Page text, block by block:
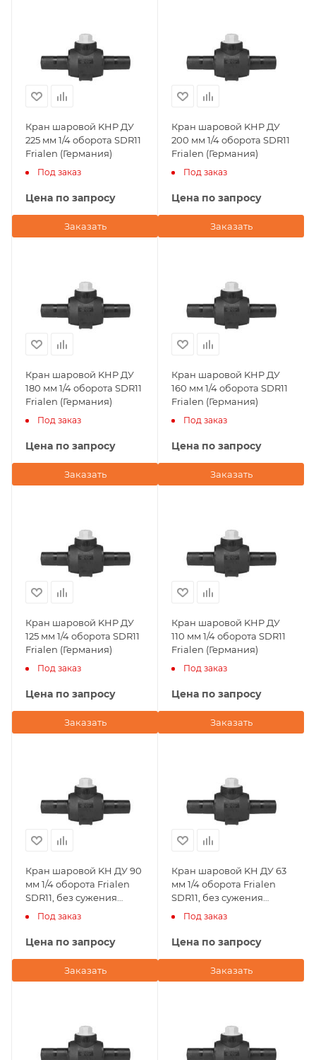
Кран шаровой KHP ДУ
225 мм 1/4 оборота SDR11
Frialen (Германия)
Под заказ
Цена по запросу
Заказать
Кран шаровой KHP ДУ
200 мм 1/4 оборота SDR11
Frialen (Германия)
Под заказ
Цена по запросу
Заказать
Кран шаровой KHP ДУ
180 мм 1/4 оборота SDR11
Frialen (Германия)
Под заказ
Цена по запросу
Заказать
Кран шаровой KHP ДУ
160 мм 1/4 оборота SDR11
Frialen (Германия)
Под заказ
Цена по запросу
Заказать
Кран шаровой KHP ДУ
125 мм 1/4 оборота SDR11
Frialen (Германия)
Под заказ
Цена по запросу
Заказать
Кран шаровой KHP ДУ
110 мм 1/4 оборота SDR11
Frialen (Германия)
Под заказ
Цена по запросу
Заказать
Кран шаровой KH ДУ 90
мм 1/4 оборота Frialen
SDR11, без сужения
условного прохода
Под заказ
Цена по запросу
Заказать
Кран шаровой KH ДУ 63
мм 1/4 оборота Frialen
SDR11, без сужения
условного прохода
Под заказ
Цена по запросу
Заказать